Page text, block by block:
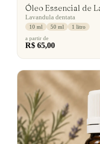
Óleo Essencial de
Lavandula dentata
10 ml 50 ml
1 litro
a partir de
R$ 65,00